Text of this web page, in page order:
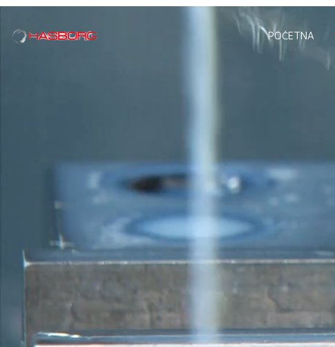
POČETNA